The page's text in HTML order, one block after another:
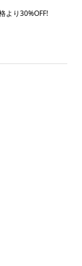
より30%OFF!